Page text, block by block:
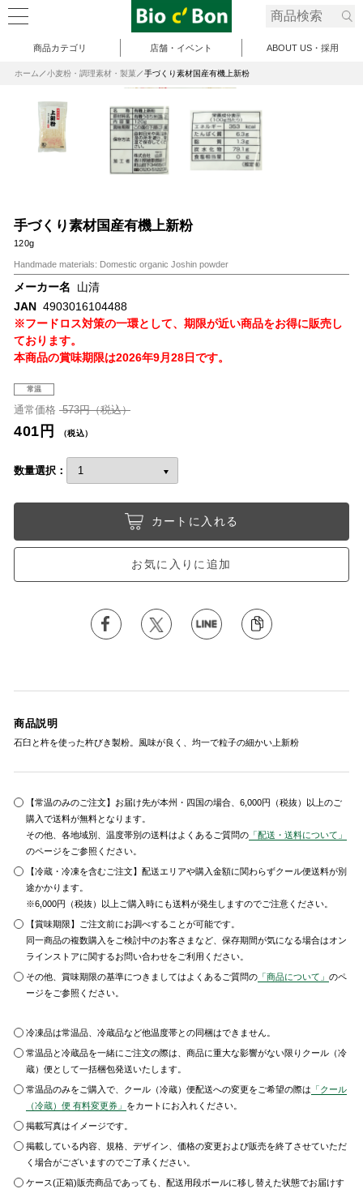
商品カテゴリ 店舗・イベント ABOUT US・採用
ホーム 小麦粉・調理素材・製菓 手づくり素材国産有機上新粉
手づくり素材国産有機上新粉
120g
Handmade materials: Domestic organic Joshin powder
メーカー名
山清
JAN 4903016104488
※フードロス対策の一環として、期限が近い商品をお得に販売し
ております。
本商品の賞味期限は2026年9月28日です。
常温
通常価格 573円（税込）
401円 （税込）
数量選択：
カートに入れる
お気に入りに追加
商品説明
石臼と杵を使った杵びき製粉。風味が良く、均一で粒子の細かい上新粉
【常温のみのご注文】お届け先が本州・四国の場合、6,000円（税抜）以上のご
購入で送料が無料となります。
その他、各地域別、温度帯別の送料はよくあるご質問の 「配送・送料について」
のページをご参照ください。
【冷蔵・冷凍を含むご注文】配送エリアや購入金額に関わらずクール便送料が別
途かかります。
※6,000円（税抜）以上ご購入時にも送料が発生しますのでご注意ください。
【賞味期限】ご注文前にお調べすることが可能です。
同一商品の複数購入をご検討中のお客さまなど、保存期間が気になる場合はオン
ラインストアに関するお問い合わせをご利用ください。
その他、賞味期限の基準につきましてはよくあるご質問の 「商品について」のペ
ージをご参照ください。
冷凍品は常温品、冷蔵品など他温度帯との同梱はできません。
常温品と冷蔵品を一緒にご注文の際は、商品に重大な影響がない限りクール（冷
蔵）便として一括梱包発送いたします。
常温品のみをご購入で、クール（冷蔵）便配送への変更をご希望の際は 「クール
（冷蔵）便 有料変更券」 をカートにお入れください。
掲載写真はイメージです。
掲載している内容、規格、デザイン、価格の変更および販売を終了させていただ
く場合がございますのでご了承ください。
ケース(正箱)販売商品であっても、配送用段ボールに移し替えた状態でお届けす